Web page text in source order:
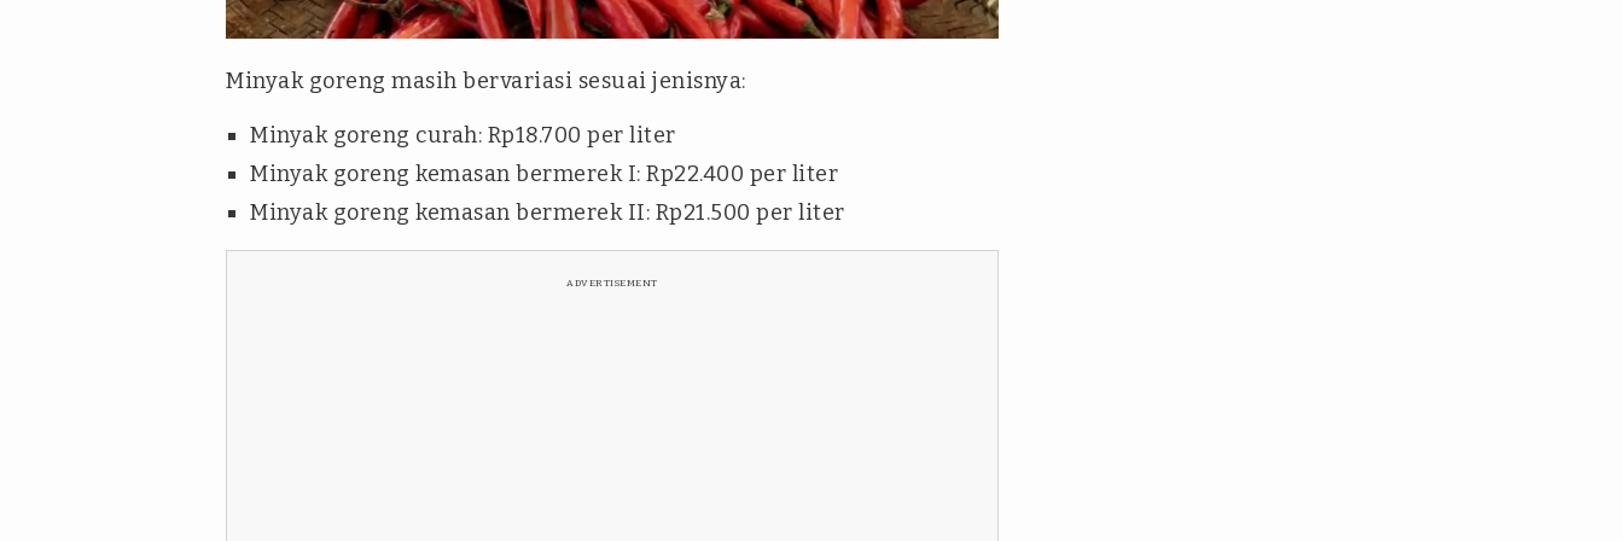
Erfan Septiawan
Minyak goreng masih bervariasi sesuai jenisnya:
Minyak goreng curah: Rp18.700 per liter
Minyak goreng kemasan bermerek I: Rp22.400 per liter
Minyak goreng kemasan bermerek II: Rp21.500 per liter
ADVERTISEMENT